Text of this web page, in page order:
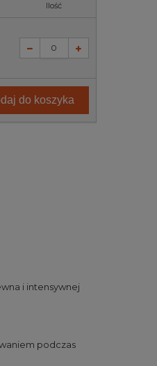
Ilość
do koszyka
i intensywnej
podczas